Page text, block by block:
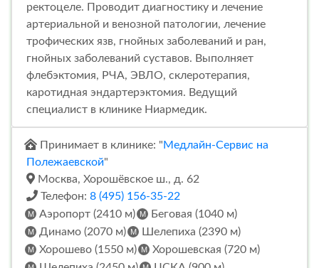
ректоцеле. Проводит диагностику и лечение
артериальной и венозной патологии, лечение
трофических язв, гнойных заболеваний и ран,
гнойных заболеваний суставов. Выполняет
флебэктомия, РЧА, ЭВЛО, склеротерапия,
каротидная эндартерэктомия. Ведущий
специалист в клинике Ниармедик.
Принимает в клинике: "Медлайн-Сервис на
Полежаевской"
Москва, Хорошёвское ш., д. 62
Телефон: 8 (495) 156-35-22
Аэропорт (2410 м)
Беговая (1040 м)
Динамо (2070 м)
Шелепиха (2390 м)
Хорошево (1550 м)
Хорошевская (720 м)